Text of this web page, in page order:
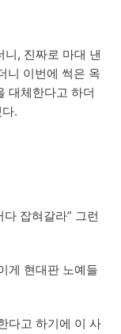
니, 진짜로 마대 낸
니 이번에 썩은 옥
대체한다고 하더
.
잡혀갈라” 그런
게 현대판 노예들
다고 하기에 이 사